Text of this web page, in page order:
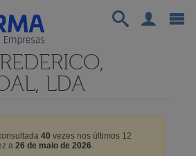
LDA
40 vezes nos últimos 12
a 26 de maio de 2026.